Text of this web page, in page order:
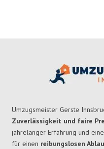
Umzugsmeister Gerste
Zuverlässigkeit und faire
jahrelanger Erfahrung und
für einen reibungslosen